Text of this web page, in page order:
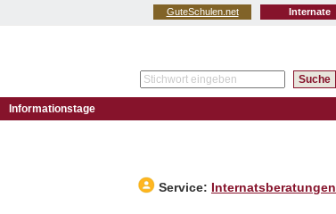
Internate
GuteSchulen.net
Informationstage
Service:
Internatsberatungen